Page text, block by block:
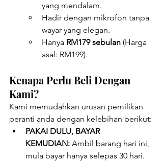
yang mendalam.
Hadir dengan mikrofon tanpa
wayar yang elegan.
Hanya RM179 sebulan (Harga
asal: RM199).
Kenapa Perlu Beli Dengan
Kami?
Kami memudahkan urusan pemilikan
peranti anda dengan kelebihan berikut:
PAKAI DULU, BAYAR
KEMUDIAN: Ambil barang hari ini,
mula bayar hanya selepas 30 hari.